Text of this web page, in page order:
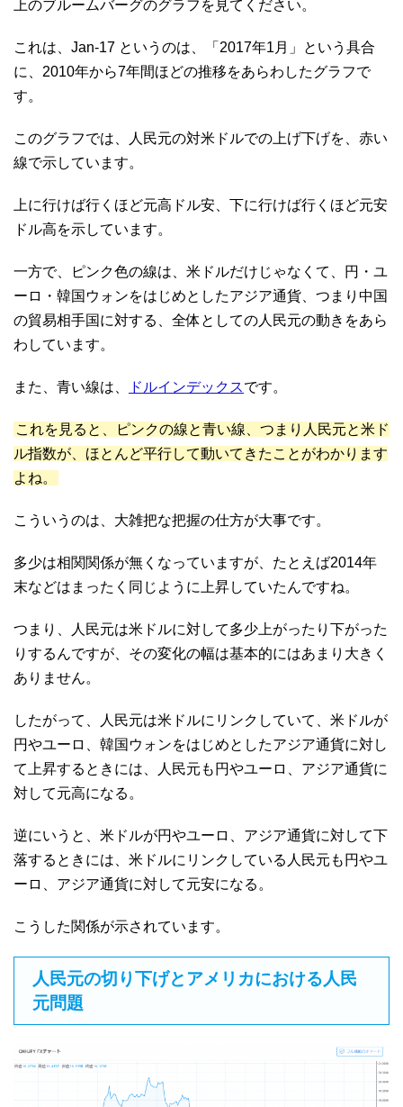
上のブルームバーグのグラフを見てください。
これは、Jan-17 というのは、「2017年1月」という具合
に、2010年から7年間ほどの推移をあらわしたグラフで
す。
このグラフでは、人民元の対米ドルでの上げ下げを、赤い
線で示しています。
上に行けば行くほど元高ドル安、下に行けば行くほど元安
ドル高を示しています。
一方で、ピンク色の線は、米ドルだけじゃなくて、円・ユ
ーロ・韓国ウォンをはじめとしたアジア通貨、つまり中国
の貿易相手国に対する、全体としての人民元の動きをあら
わしています。
また、青い線は、 ドルインデックスです。
これを見ると、ピンクの線と青い線、つまり人民元と米ド
ル指数が、ほとんど平行して動いてきたことがわかります
よね。
こういうのは、大雑把な把握の仕方が大事です。
多少は相関関係が無くなっていますが、たとえば2014年
末などはまったく同じように上昇していたんですね。
つまり、人民元は米ドルに対して多少上がったり下がった
りするんですが、その変化の幅は基本的にはあまり大きく
ありません。
したがって、人民元は米ドルにリンクしていて、米ドルが
円やユーロ、韓国ウォンをはじめとしたアジア通貨に対し
て上昇するときには、人民元も円やユーロ、アジア通貨に
対して元高になる。
逆にいうと、米ドルが円やユーロ、アジア通貨に対して下
落するときには、米ドルにリンクしている人民元も円やユ
ーロ、アジア通貨に対して元安になる。
こうした関係が示されています。
人民元の切り下げとアメリカにおける人民
元問題